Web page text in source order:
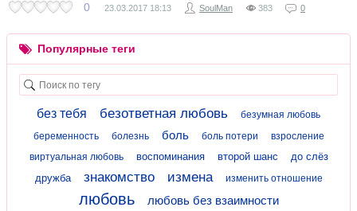
0 23.03.2017 18:13 SoulMan 383 0
Популярные теги
без тебя безответная любовь
безумная любовь
беременность
болезнь боль боль потери
взросление
виртуальная любовь
воспоминания второй шанс
до слёз
дружба
знакомство измена изменить отношение
любовь любовь без взаимности